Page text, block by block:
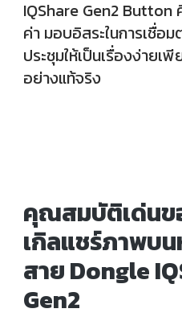
IQShare Gen2
ค่า มอบอิสระในการเชื่อ
ประชุมให้เป็นเรื่องง่าย
อย่างแท้จริง
คุณสมบัติเด่น
เกิลแชร์ภาพบ
สาย Dongle
Gen2